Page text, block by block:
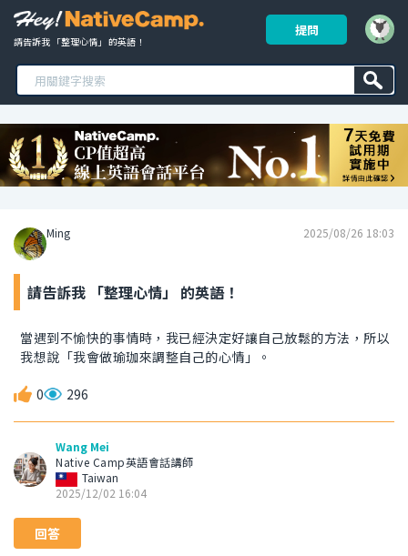
請告訴我 「整理心情」 的英語！
提問
Ming 2025/08/26 18:03
請告訴我 「整理心情」 的英語！
當遇到不愉快的事情時，我已經決定好讓自己放鬆的方法，所以
我想說「我會做瑜珈來調整自己的心情」。
0 296
Wang Mei
Native Camp英語會話講師
Taiwan
2025/12/02 16:04
回答